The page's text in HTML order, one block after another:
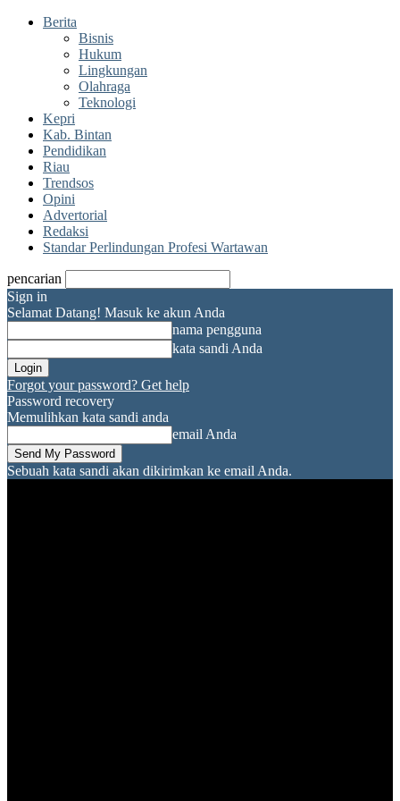
Berita
Bisnis
Hukum
Lingkungan
Olahraga
Teknologi
Kepri
Kab. Bintan
Pendidikan
Riau
Trendsos
Opini
Advertorial
Redaksi
Standar Perlindungan Profesi Wartawan
pencarian
Sign in
Selamat Datang! Masuk ke akun Anda
nama pengguna
kata sandi Anda
Forgot your password? Get help
Password recovery
Memulihkan kata sandi anda
email Anda
Sebuah kata sandi akan dikirimkan ke email Anda.